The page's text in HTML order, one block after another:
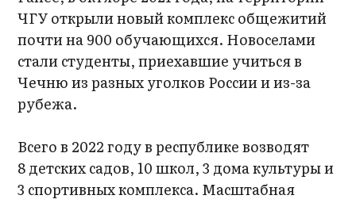
ЧГУ открыли новый комплекс общежитий
почти на 900 обучающихся. Новоселами
стали студенты, приехавшие учиться в
Чечню из разных уголков России и из-за
рубежа.
Всего в 2022 году в республике возводят
8 детских садов, 10 школ, 3 дома культуры и
3 спортивных комплекса. Масштабная